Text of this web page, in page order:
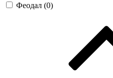
Феодал (0)